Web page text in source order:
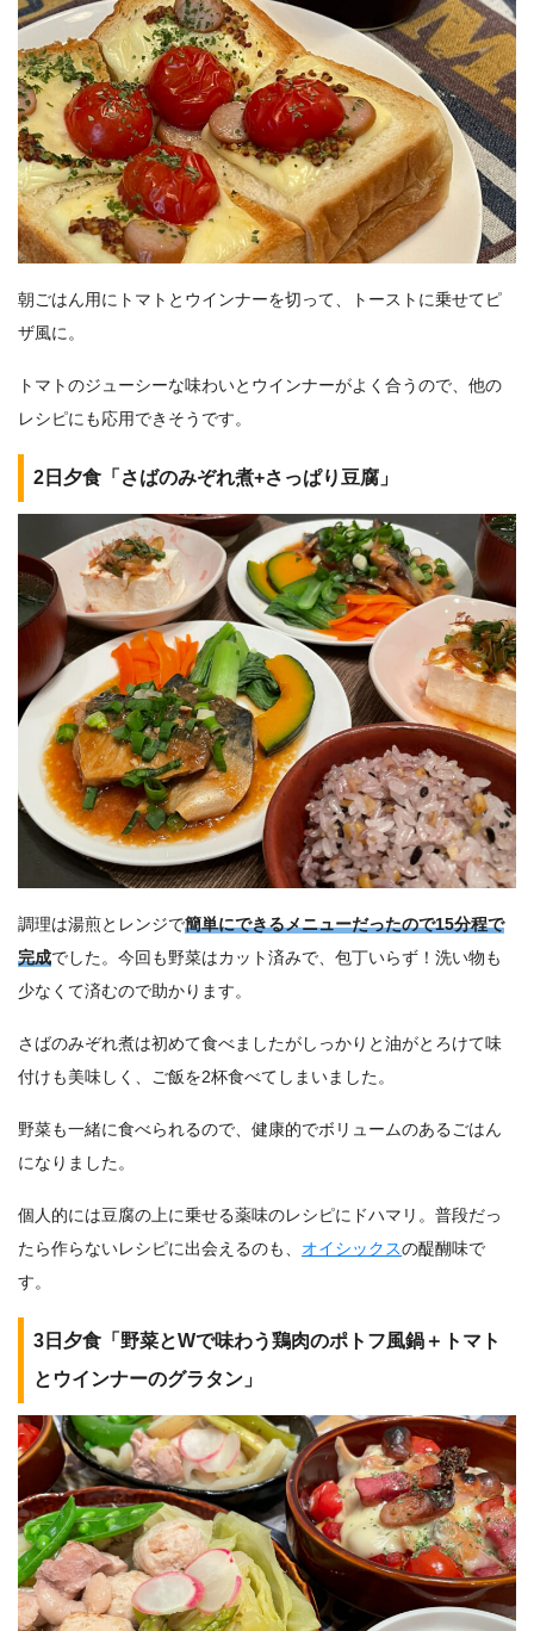
朝ごはん用にトマトとウインナーを切って、トーストに乗せてピ
ザ風に。
トマトのジューシーな味わいとウインナーがよく合うので、他の
レシピにも応用できそうです。
2日夕食「さばのみぞれ煮+さっぱり豆腐」
調理は湯煎とレンジで簡単にできるメニューだったので15分程で
完成でした。今回も野菜はカット済みで、包丁いらず！洗い物も
少なくて済むので助かります。
さばのみぞれ煮は初めて食べましたがしっかりと油がとろけて味
付けも美味しく、ご飯を2杯食べてしまいました。
野菜も一緒に食べられるので、健康的でボリュームのあるごはん
になりました。
個人的には豆腐の上に乗せる薬味のレシピにドハマリ。普段だっ
たら作らないレシピに出会えるのも、 オイシックスの醍醐味で
す。
3日夕食「野菜とWで味わう鶏肉のポトフ風鍋＋トマト
とウインナーのグラタン」